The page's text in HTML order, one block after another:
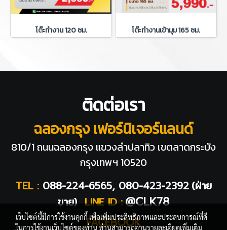
โต๊ะทำงาน 120 ซม. โต๊ะทำงานเข้ามุม 165 ซม.
ติดต่อเรา
ฉลองกรุง เฟอร์นิเจอร์แลนด์
810/1 ถนนฉลองกรุง แขวงลำปลาทิว เขตลาดกระบัง
กรุงเทพฯ 10520
TEL : 088-224-6565, 080-423-2392 (ฝ่าย
ขาย) LINE ID : @CLK78
FACEBOOK
เว็บไซต์นี้มีการใช้งานคุกกี้ เพื่อเพิ่มประสิทธิภาพและประสบการณ์ที่ดี
ในการใช้งานเว็บไซต์ของท่าน ท่านสามารถอ่านรายละเอียดเพิ่มเติม